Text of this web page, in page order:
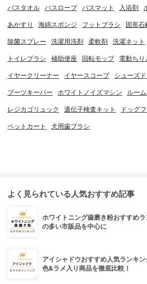
バスタオル バスローブ バスマット 入浴剤
あかすり 海綿スポンジ フットブラシ 固形石
除菌スプレー 洗濯用洗剤 柔軟剤 洗濯ネット
トイレブラシ 補助便座 回転モップ 電動ちり
イヤークリーナー イヤースコープ シューズ
ブーツキーパー ホワイトノイズマシン ルー
レジカゴリュック 遺伝子検査キット ドッグ
ペットカート 犬用歯ブラシ
よく見られている人気おすすめ記事
ホワイトニング歯磨き粉おすすめ
の多い市販品を中心に
アイシャドウおすすめ人気ランキ
色&ラメ入り商品を徹底比較！